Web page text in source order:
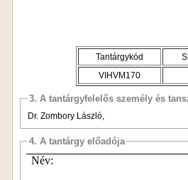
Tantárgykód
VIHVM170
3. A tantárgyfelelős személy és
Dr. Zombory László,
4. A tantárgy előadója
Név: